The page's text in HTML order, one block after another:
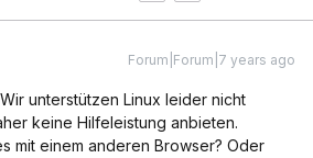
Forum|Forum|7 years ago
unterstützen Linux leider nicht
keine Hilfeleistung anbieten.
mit einem anderen Browser? Oder